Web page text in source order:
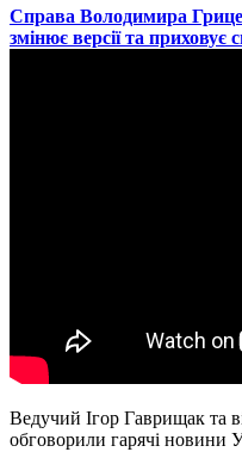
​Справа Володимира
змінює версії та приховує
Ведучий Ігор Гаврищак та
обговорили гарячі новини